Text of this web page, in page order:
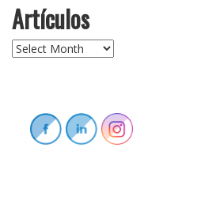
Artículos
Artículos